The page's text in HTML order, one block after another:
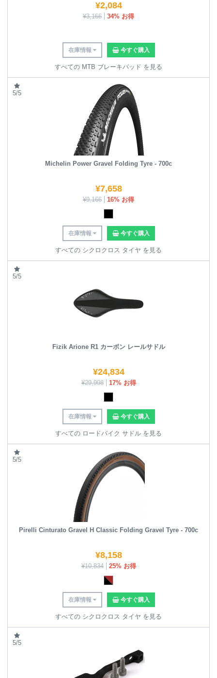
¥2,084
¥3,166 34% お得
在庫情報 今すぐ購入
すべての MTB ブレーキパッド を見る
5/5
Michelin Power Gravel Folding Tyre - 700c
¥7,658
¥9,166 16% お得
在庫情報 今すぐ購入
すべての シクロクロス タイヤ を見る
5/5
Fizik Arione R1 カーボン レールサドル
¥24,834
¥29,998 17% お得
在庫情報 今すぐ購入
すべての ロードバイク サドル を見る
5/5
Pirelli Cinturato Gravel H Classic Folding Gravel Tyre - 700c
¥8,158
¥10,834 25% お得
在庫情報 今すぐ購入
すべての シクロクロス タイヤ を見る
5/5